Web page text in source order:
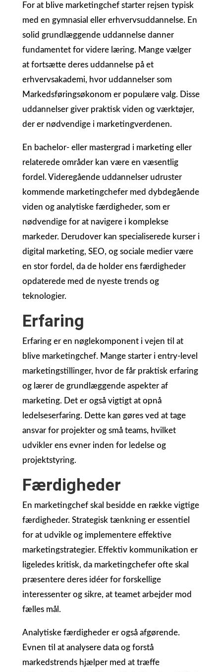
For at blive marketingchef starter rejsen typisk
med en gymnasial eller erhvervsuddannelse. En
solid grundlæggende uddannelse danner
fundamentet for videre læring. Mange vælger
at fortsætte deres uddannelse på et
erhvervsakademi, hvor uddannelser som
Markedsføringsøkonom er populære valg. Disse
uddannelser giver praktisk viden og værktøjer,
der er nødvendige i marketingverdenen.
En bachelor- eller mastergrad i marketing eller
relaterede områder kan være en væsentlig
fordel. Videregående uddannelser udruster
kommende marketingchefer med dybdegående
viden og analytiske færdigheder, som er
nødvendige for at navigere i komplekse
markeder. Derudover kan specialiserede kurser i
digital marketing, SEO, og sociale medier være
en stor fordel, da de holder ens færdigheder
opdaterede med de nyeste trends og
teknologier.
Erfaring
Erfaring er en nøglekomponent i vejen til at
blive marketingchef. Mange starter i entry-level
marketingstillinger, hvor de får praktisk erfaring
og lærer de grundlæggende aspekter af
marketing. Det er også vigtigt at opnå
ledelseserfaring. Dette kan gøres ved at tage
ansvar for projekter og små teams, hvilket
udvikler ens evner inden for ledelse og
projektstyring.
Færdigheder
En marketingchef skal besidde en række vigtige
færdigheder. Strategisk tænkning er essentiel
for at udvikle og implementere effektive
marketingstrategier. Effektiv kommunikation er
ligeledes kritisk, da marketingchefer ofte skal
præsentere deres idéer for forskellige
interessenter og sikre, at teamet arbejder mod
fælles mål.
Analytiske færdigheder er også afgørende.
Evnen til at analysere data og forstå
markedstrends hjælper med at træffe